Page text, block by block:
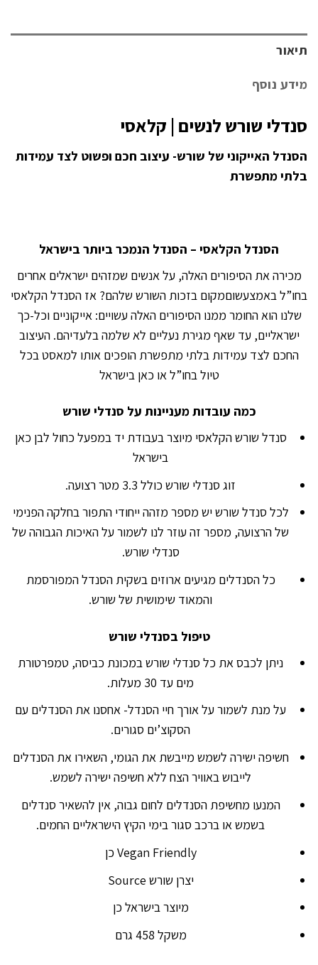
תיאור
מידע נוסף
סנדלי שורש לנשים | קלאסי
הסנדל האייקוני של שורש- עיצוב חכם ופשוט לצד עמידות
בלתי מתפשרת
הסנדל הקלאסי – הסנדל הנמכר ביותר בישראל
מכירה את הסיפורים האלה, על אנשים שמזהים ישראלים אחרים
בחו”ל באמצעשוםמקום בזכות השורש שלהם? אז הסנדל הקלאסי
שלנו הוא החומר ממנו הסיפורים האלה עשויים: אייקוניים וכל-כך
ישראליים, עד שאף מגירת נעליים לא שלמה בלעדיהם. העיצוב
החכם לצד עמידות בלתי מתפשרת הופכים אותו למאסט בכל
טיול בחו”ל או כאן בישראל
כמה עובדות מעניינות על סנדלי שורש
סנדל שורש הקלאסי מיוצר בעבודת יד במפעל כחול לבן כאן
בישראל
זוג סנדלי שורש כולל 3.3 מטר רצועה.
לכל סנדל שורש יש מספר מזהה ייחודי התפור בחלקה הפנימי
של הרצועה, מספר זה עוזר לנו לשמור על האיכות הגבוהה של
סנדלי שורש.
כל הסנדלים מגיעים ארוזים בשקית הסנדל המפורסמת
והמאוד שימושית של שורש.
טיפול בסנדלי שורש
ניתן לכבס את כל סנדלי שורש במכונת כביסה, טמפרטורת
מים עד 30 מעלות.
על מנת לשמור על אורך חיי הסנדל- אחסנו את הסנדלים עם
הסקוצ’ים סגורים.
חשיפה ישירה לשמש מייבשת את הגומי, השאירו את הסנדלים
לייבוש באוויר הצח ללא חשיפה ישירה לשמש.
המנעו מחשיפת הסנדלים לחום גבוה, אין להשאיר סנדלים
בשמש או ברכב סגור בימי הקיץ הישראליים החמים.
Vegan Friendly כן
יצרן שורש Source
מיוצר בישראל כן
משקל 458 גרם